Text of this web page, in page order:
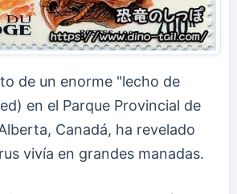
de un enorme "lecho de
en el Parque Provincial de
Canadá, ha revelado
vivía en grandes manadas.